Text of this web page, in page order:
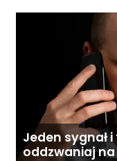
Jeden sygnał
oddzwaniaj